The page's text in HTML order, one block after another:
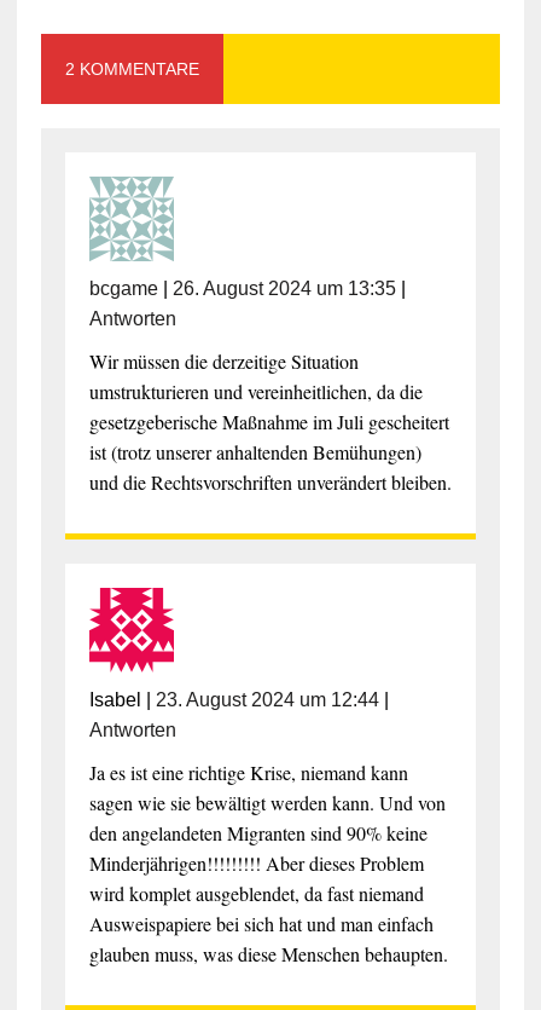
2 KOMMENTARE
bcgame| 26. August 2024 um 13:35|
Antworten
Wir müssen die derzeitige Situation
umstrukturieren und vereinheitlichen, da die
gesetzgeberische Maßnahme im Juli gescheitert
ist (trotz unserer anhaltenden Bemühungen)
und die Rechtsvorschriften unverändert bleiben.
Isabel 23. August 2024 um 12:44|
Antworten
Ja es ist eine richtige Krise, niemand kann
sagen wie sie bewältigt werden kann. Und von
den angelandeten Migranten sind 90% keine
Minderjährigen!!!!!!!!! Aber dieses Problem
wird komplet ausgeblendet, da fast niemand
Ausweispapiere bei sich hat und man einfach
glauben muss, was diese Menschen behaupten.